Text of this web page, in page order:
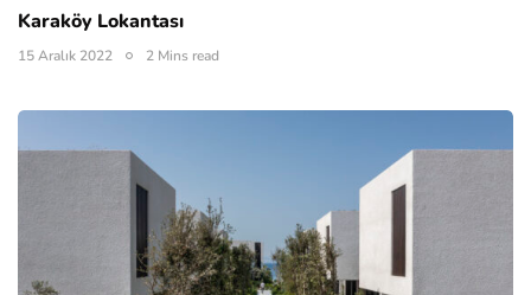
Karaköy Lokantası
15 Aralık 2022 2 Mins read